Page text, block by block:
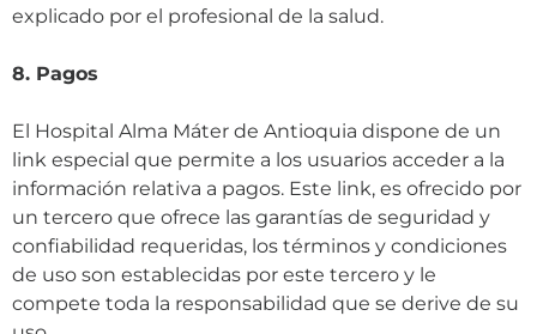
explicado por el profesional de la salud.
8. Pagos
El Hospital Alma Máter de Antioquia dispone de un
link especial que permite a los usuarios acceder a la
información relativa a pagos. Este link, es ofrecido por
un tercero que ofrece las garantías de seguridad y
confiabilidad requeridas, los términos y condiciones
de uso son establecidas por este tercero y le
compete toda la responsabilidad que se derive de su